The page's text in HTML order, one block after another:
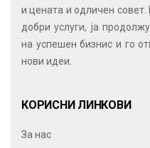
и цената и одличен
добри услуги, ја
на успешен бизнис и го
нови идеи.
КОРИСНИ ЛИНКОВИ
За нас